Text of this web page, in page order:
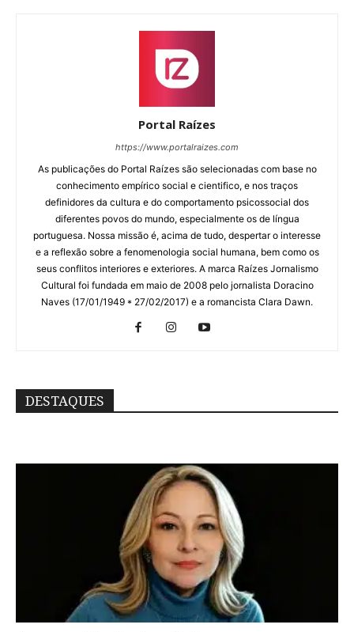
Portal Raízes
https://www.portalraizes.com
As publicações do Portal Raízes são selecionadas com base no
conhecimento empírico social e cientifico, e nos traços
definidores da cultura e do comportamento psicossocial dos
diferentes povos do mundo, especialmente os de língua
portuguesa. Nossa missão é, acima de tudo, despertar o interesse
e a reflexão sobre a fenomenologia social humana, bem como os
seus conflitos interiores e exteriores. A marca Raízes Jornalismo
Cultural foi fundada em maio de 2008 pelo jornalista Doracino
Naves (17/01/1949 * 27/02/2017) e a romancista Clara Dawn.
DESTAQUES